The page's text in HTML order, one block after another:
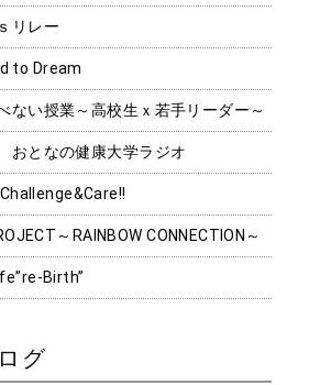
リレー
to Dream
ない授業～高校生ｘ若手リーダー～
おとなの健康大学ラジオ
～RAINBOW CONNECTION～
Birth”
グ